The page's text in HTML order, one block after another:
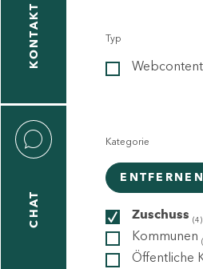
KONTAKT
CHAT
Typ
Kategorie
ENTFERNEN
Zuschuss (4)
Kommunen
Öffentliche